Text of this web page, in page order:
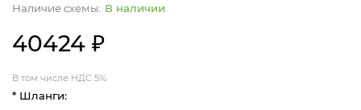
В наличии
40424 ₽
В том числе НДС 5%
* Шланги: